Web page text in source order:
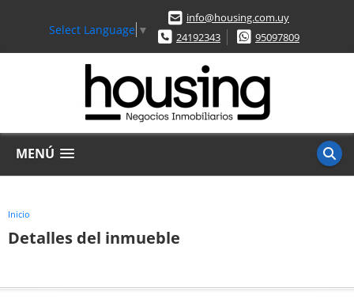
Select Language ▼
info@housing.com.uy
24192343
95097809
MENÚ
Inicio
Detalles del inmueble